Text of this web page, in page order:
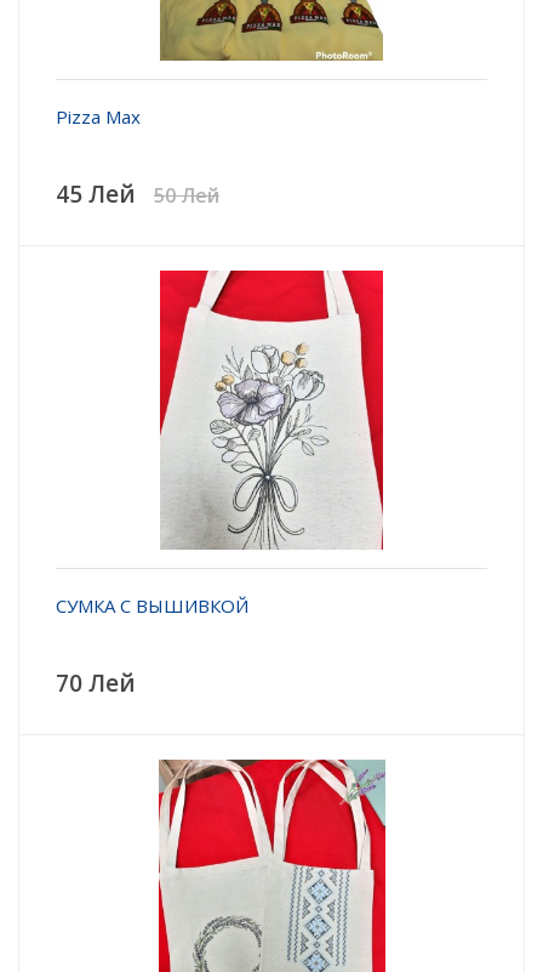
Pizza Max
45 Лей 50 Лей
СУМКА С ВЫШИВКОЙ
70 Лей